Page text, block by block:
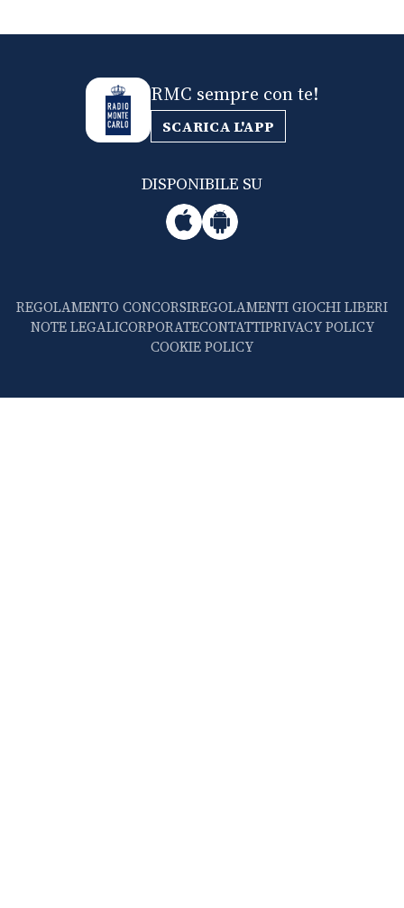
RMC sempre con te!
SCARICA L'APP
DISPONIBILE SU
REGOLAMENTO CONCORSIREGOLAMENTI GIOCHI LIBERI
NOTE LEGALICORPORATECONTATTIPRIVACY POLICY
COOKIE POLICY